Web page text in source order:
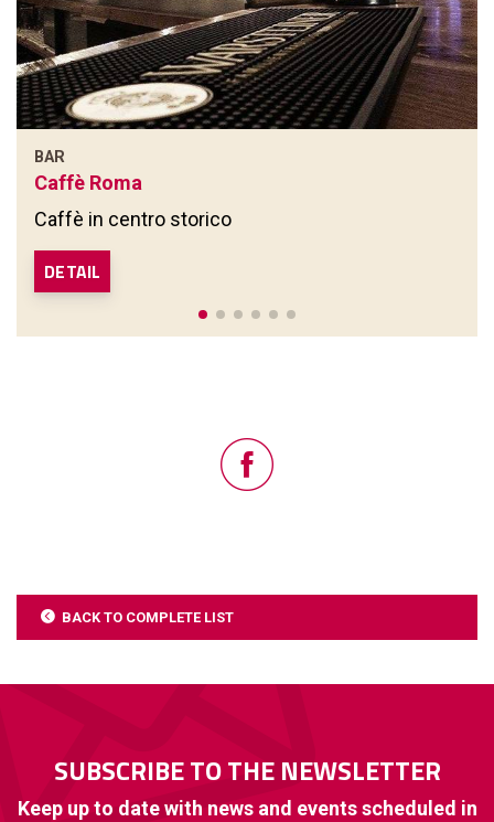
BAR
Caffè Roma
Caffè in centro storico
DETAIL
BACK TO COMPLETE LIST
SUBSCRIBE TO THE NEWSLETTER
Keep up to date with news and events scheduled in